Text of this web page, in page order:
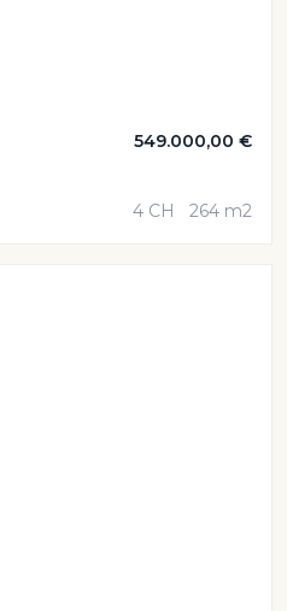
549.000,00 €
4 CH 264 m2